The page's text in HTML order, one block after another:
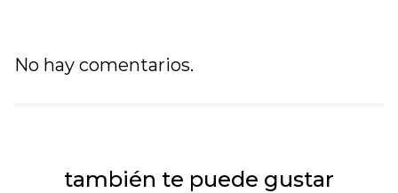
No hay comentarios.
también te puede gustar